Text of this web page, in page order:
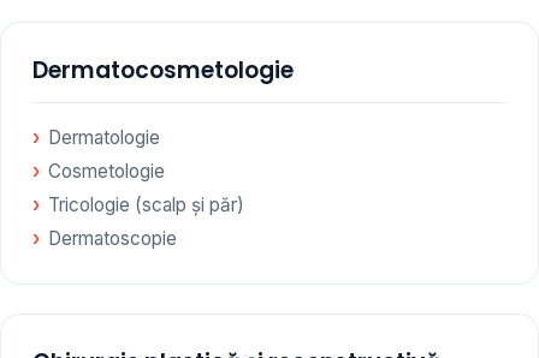
Dermatocosmetologie
Dermatologie
Cosmetologie
Tricologie (scalp și păr)
Dermatoscopie